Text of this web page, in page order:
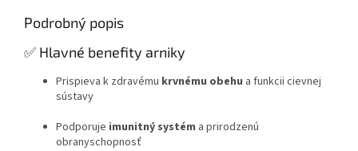
Podrobný popis
✅ Hlavné benefity arniky
Prispieva k zdravému krvnému obehu a funkcii cievnej
sústavy
Podporuje imunitný systém a prirodzenú
obranyschopnosť